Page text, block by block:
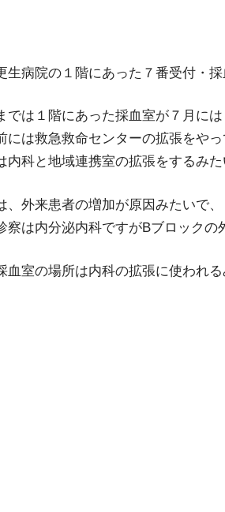
生病院の１階にあった７番受付・
では１階にあった採血室が７月に
には救急救命センターの拡張をやっ
内科と地域連携室の拡張をするみた
、外来患者の増加が原因みたいで、
察は内分泌内科ですがBブロックの
血室の場所は内科の拡張に使われる